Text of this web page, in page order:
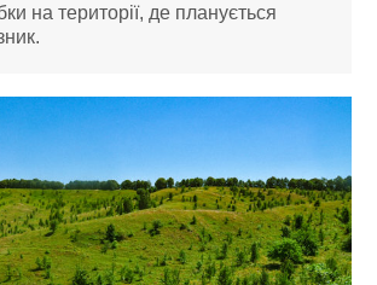
на території, де планується